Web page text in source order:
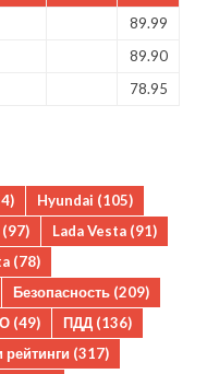
89.99
89.90
78.95
Hyundai (105)
(97) Lada Vesta (91)
(78)
Безопасность (209)
(49) ПДД (136)
рейтинги (317)